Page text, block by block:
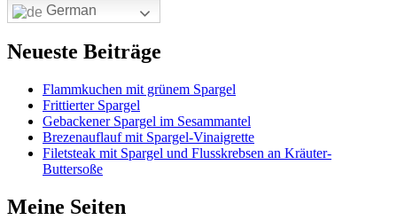
German
Neueste Beiträge
Flammkuchen mit grünem Spargel
Frittierter Spargel
Gebackener Spargel im Sesammantel
Brezenauflauf mit Spargel-Vinaigrette
Filetsteak mit Spargel und Flusskrebsen an Kräuter-
Buttersoße
Meine Seiten